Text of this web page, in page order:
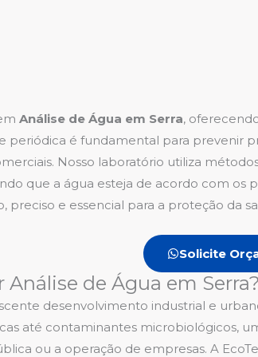
Análise de Água em Serra,
periódica é fundamental para
Nosso laboratório utiliza
que a água esteja de acordo com os
preciso e essencial para a proteção da
Solicite
Análise de Água em Serra?
desenvolvimento industrial e
até contaminantes microbiológicos,
ou a operação de empresas. A